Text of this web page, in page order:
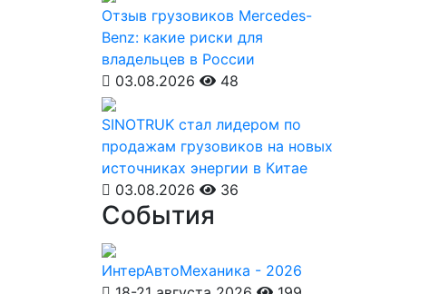
Отзыв грузовиков Mercedes-
Benz: какие риски для
владельцев в России
03.08.2026
48
SINOTRUK стал лидером по
продажам грузовиков на новых
источниках энергии в Китае
03.08.2026
36
События
ИнтерАвтоМеханика - 2026